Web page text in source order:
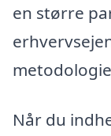
en større
Når du